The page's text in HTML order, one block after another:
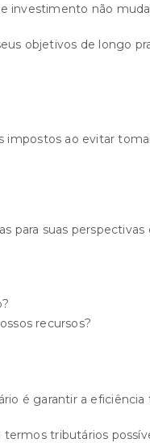
investimento não
objetivos de longo
impostos ao evitar
para suas perspectivas
recursos?
é garantir a eficiência
tributários